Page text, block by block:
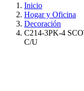
Inicio
Hogar y Oficina
Decoración
C214-3PK-4
C/U